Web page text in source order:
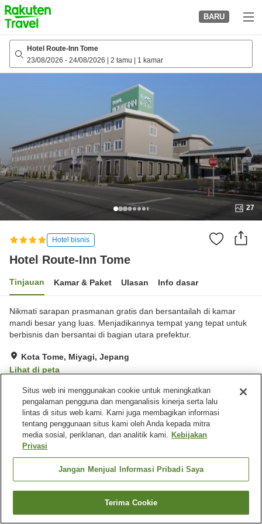
to
top
page
BARU
Hotel Route-Inn Tome
23/08/2026 - 24/08/2026 2 tamu 1 kamar
27
Hotel bisnis
Hotel Route-Inn Tome
Tinjauan Kamar & Paket Ulasan Info dasar
Nikmati sarapan prasmanan gratis dan bersantailah di kamar
mandi besar yang luas. Menjadikannya tempat yang tepat untuk
berbisnis dan bersantai di bagian utara prefektur.
Kota Tome, Miyagi, Jepang
Lihat di peta
Hebat Ulasan:515
Fasilitas properti
Tempat parkir
Restoran
Mesin penjual otomatis
Beranda Jepang Miyagi Kota Tome Hotel Route-Inn Tome
Cari kamar
Situs web ini menggunakan cookie untuk meningkatkan
pengalaman pengguna dan menganalisis kinerja serta lalu
lintas di situs web kami. Kami juga membagikan informasi
tentang penggunaan situs kami oleh Anda kepada mitra
media sosial, periklanan, dan analitik kami. Kebijakan
Privasi
Jangan Menjual Informasi Pribadi Saya
Terima Cookie